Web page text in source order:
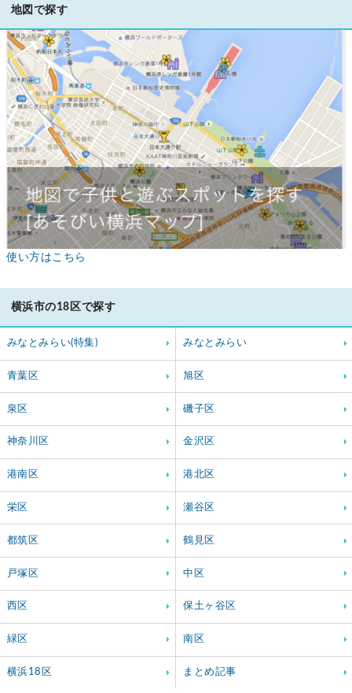
地図で探す
使い方はこちら
横浜市の18区で探す
みなとみらい(特集) みなとみらい
青葉区 旭区
泉区 磯子区
神奈川区 金沢区
港南区 港北区
栄区 瀬谷区
都筑区 鶴見区
戸塚区 中区
西区 保土ヶ谷区
緑区 南区
横浜18区 まとめ記事